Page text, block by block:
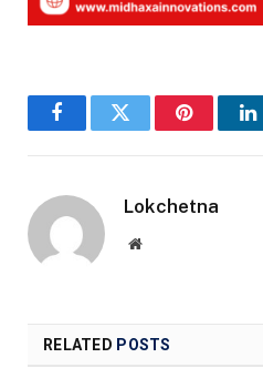
FacebookTwitter Pinterest
Lokchetna
Website
RELATED POSTS